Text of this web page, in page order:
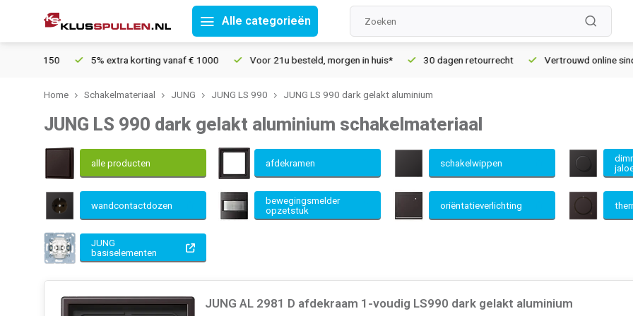
Alle categorieën
5% extra korting vanaf € 1000 Voor 21u besteld, morgen in huis* 30 dagen retourrecht Vertrouwd online sinds 2006
Home Schakelmateriaal JUNG JUNG LS 990 JUNG LS 990 dark gelakt aluminium
JUNG LS 990 dark gelakt aluminium schakelmateriaal
alle producten afdekramen schakelwippen
wandcontactdozen
bewegingsmelder
opzetstuk
oriëntatieverlichting
JUNG
basiselementen
JUNG AL 2981 D afdekraam 1-voudig LS990 dark gelakt aluminium